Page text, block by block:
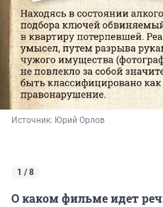
Источник: Юрий Орлов
1 / 8
О каком фильме идет